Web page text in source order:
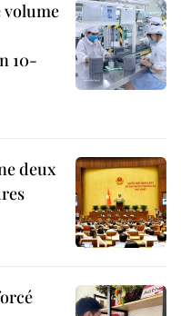
volume
10-
deux